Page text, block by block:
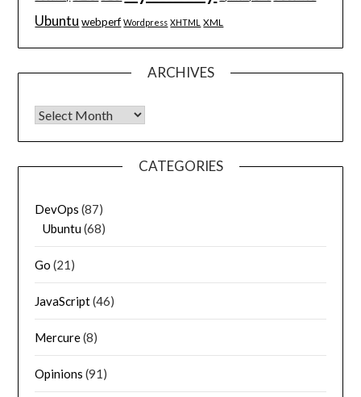
Ubuntu webperf Wordpress XHTML XML
ARCHIVES
Archives
CATEGORIES
DevOps (87)
Ubuntu(68)
Go (21)
JavaScript(46)
Mercure(8)
Opinions (91)